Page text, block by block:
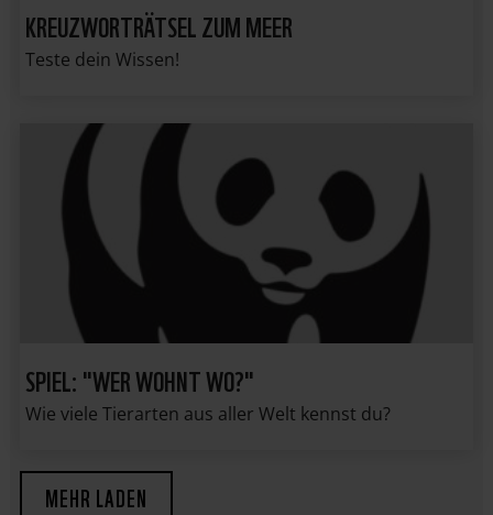
KREUZWORTRÄTSEL ZUM MEER
Teste dein Wissen!
SPIEL: "WER WOHNT WO?"
Wie viele Tierarten aus aller Welt kennst du?
MEHR LADEN